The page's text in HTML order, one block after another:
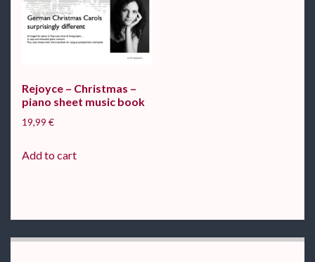
Rejoyce – Christmas –
piano sheet music book
19,99 €
Add to cart